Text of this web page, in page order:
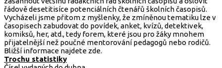
řádově desetitisíce potenciálních čtenářů školních časopisů.
Vycházeli jsme přitom z myšlenky, že zmíněnou tematiku lze v
časopisech zabudovat do povídek, anket, kvízů, detektivek,
komiksů, her, atd., tedy forem, které jsou pro žáky mnohem
přijatelnější než poučné mentorování pedagogů nebo rodičů.
Bližší informace najdete zde.
Trochu statistiky